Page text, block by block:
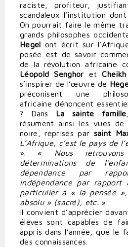
raciste, profiteur,
scandaleux l’institution
On pourrait faire le même
grands philosophes
Hegel ont écrit sur
posée est de savoir
de la révolution africaine
Léopold Senghor et
s’inspirer de l’œuvre de
préconisent une
africaine dénoncent
? Dans
La sainte famille
résument ainsi les vues de
noire, reprises par saint
L’Afrique, c’est le pays de
». « Nous
déterminations de
dépendance par
indépendance par rapport
particulier à « la pensée
absolu » (sacré), etc. ».
Il convient d’apprécier
élèves sont capables de
appris dans l’année, que le
des connaissances.